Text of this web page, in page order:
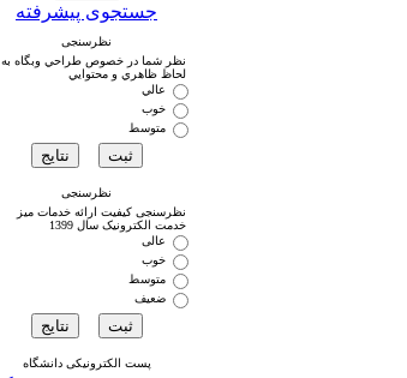
جستجوی پیشرفته
نظرسنجی
نظر شما در خصوص طراحي وبگاه به
لحاظ ظاهري و محتوايي
عالي
خوب
متوسط
نظرسنجی
نظرسنجی کیفیت ارائه خدمات میز
خدمت الکترونیک سال 1399
عالی
خوب
متوسط
ضعیف
پست الکترونیکی دانشگاه